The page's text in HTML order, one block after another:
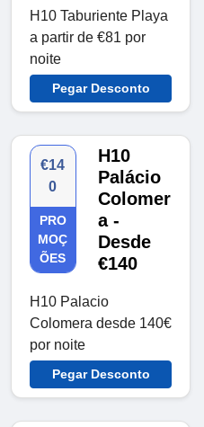
H10 Taburiente Playa
a partir de €81 por
noite
Pegar Desconto
€14
0
PRO
MOÇ
ÕES
H10
Palácio
Colomer
a -
Desde
€140
H10 Palacio
Colomera desde 140€
por noite
Pegar Desconto